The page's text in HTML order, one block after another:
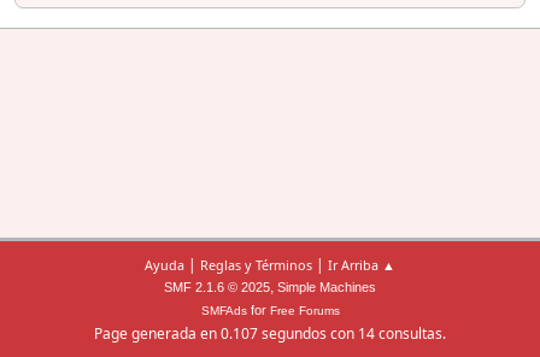
Ayuda | Reglas y Términos | Ir Arriba ▲
SMF 2.1.6 © 2025, Simple Machines
SMFAdsfor Free Forums
Page generada en 0.107 segundos con 14 consultas.